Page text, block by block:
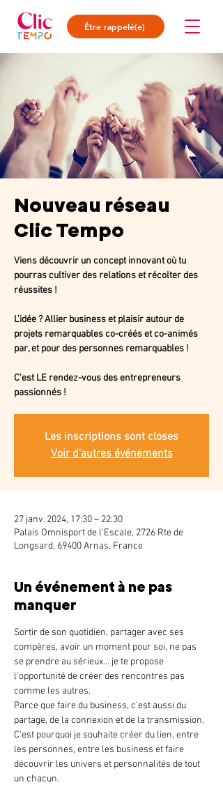
Être rappelé(e)
Nouveau réseau
Clic Tempo
Viens découvrir un concept innovant où tu
pourras cultiver des relations et récolter des
réussites !
L'idée ? Allier business et plaisir autour de
projets remarquables co-créés et co-animés
par, et pour des personnes remarquables !
C'est LE rendez-vous des entrepreneurs
passionnés !
Les inscriptions sont closes
Voir d'autres événements
27 janv. 2024, 17:30 – 22:30
Palais Omnisport de l'Escale, 2726 Rte de
Longsard, 69400 Arnas, France
Un événement à ne pas
manquer
Sortir de son quotidien, partager avec ses
compères, avoir un moment pour soi, ne pas
se prendre au sérieux... je te propose
l'opportunité de créer des rencontres pas
comme les autres.
Parce que faire du business, c’est aussi du
partage, de la connexion et de la transmission.
C'est pourquoi je souhaite créer du lien, entre
les personnes, entre les business et faire
découvrir les univers et personnalités de tout
un chacun.